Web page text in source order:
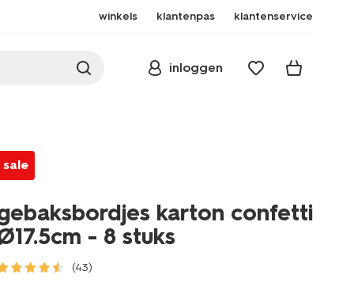
winkels klantenpas klantenservice
inloggen
sale
karton confetti
- 8 stuks
(43)